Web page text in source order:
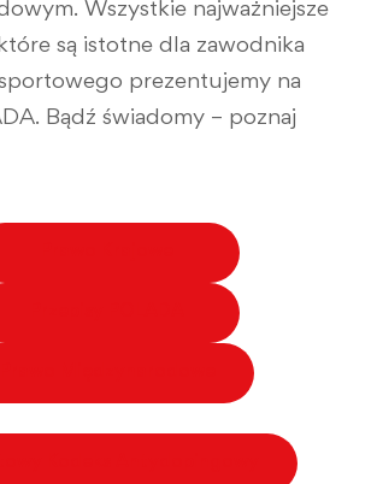
Wszystkie najważniejsze
są istotne dla zawodnika
prezentujemy na
Bądź świadomy – poznaj